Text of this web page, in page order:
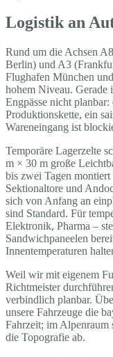
Logistik an
Rund um die Achsen
Berlin) und A3
Flughafen München
hohem Niveau. Gerade
Engpässe nicht
Produktionskette, ein
Wareneingang ist
Temporäre Lagerzelte
m × 30 m große
bis zwei Tagen
Sektionaltore und
sich von Anfang an
sind Standard. Für
Elektronik, Pharma –
Sandwichpaneelen
Innentemperaturen
Weil wir mit eigenem
Richtmeister
verbindlich planbar.
unsere Fahrzeuge die
Fahrzeit; im
die Topografie ab.